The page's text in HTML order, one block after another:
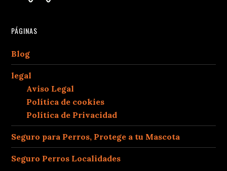
PÁGINAS
Blog
legal
Aviso Legal
Política de cookies
Política de Privacidad
Seguro para Perros, Protege a tu Mascota
Seguro Perros Localidades